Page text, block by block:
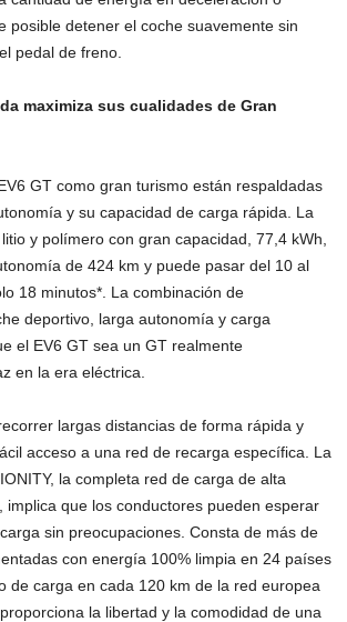
posible detener el coche suavemente sin
pedal de freno.
maximiza sus cualidades de Gran
GT como gran turismo están respaldadas
y su capacidad de carga rápida. La
y polímero con gran capacidad, 77,4 kWh,
de 424 km y puede pasar del 10 al
18 minutos*. La combinación de
deportivo, larga autonomía y carga
el EV6 GT sea un GT realmente
en la era eléctrica.
largas distancias de forma rápida y
acceso a una red de recarga específica. La
la completa red de carga de alta
implica que los conductores pueden esperar
sin preocupaciones. Consta de más de
con energía 100% limpia en 24 países
de carga en cada 120 km de la red europea
la libertad y la comodidad de una